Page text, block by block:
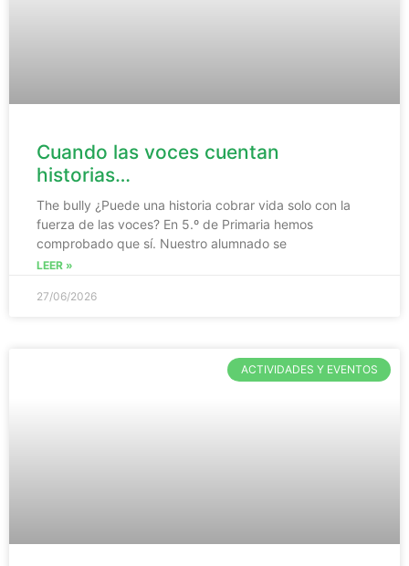
Cuando las voces cuentan
historias…
The bully ¿Puede una historia cobrar vida solo con la
fuerza de las voces? En 5.º de Primaria hemos
comprobado que sí. Nuestro alumnado se
LEER »
27/06/2026
ACTIVIDADES Y EVENTOS